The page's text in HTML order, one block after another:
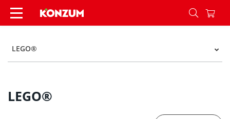
LEGO® - Kategorije - Konzum
LEGO®
LEGO®